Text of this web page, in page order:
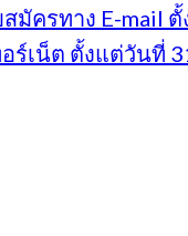
ครทาง E-mail
เน็ต ตั้งแต่วันที่